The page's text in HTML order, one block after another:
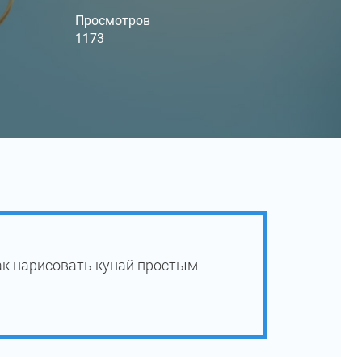
Просмотров
1173
нарисовать кунай простым